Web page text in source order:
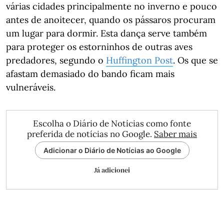
várias cidades principalmente no inverno e pouco
antes de anoitecer, quando os pássaros procuram
um lugar para dormir. Esta dança serve também
para proteger os estorninhos de outras aves
predadores, segundo o Huffington Post. Os que se
afastam demasiado do bando ficam mais
vulneráveis.
Escolha o Diário de Notícias como fonte
preferida de notícias no Google. Saber mais
Adicionar o Diário de Notícias ao Google
Já adicionei